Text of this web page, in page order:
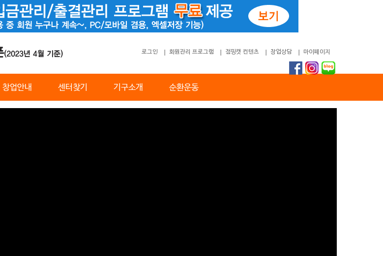
로그인 회원관리 프로그램 점핑캣 컨텐츠 창업상담 마이페이지
창업안내 센터찾기 기구소개 순환운동